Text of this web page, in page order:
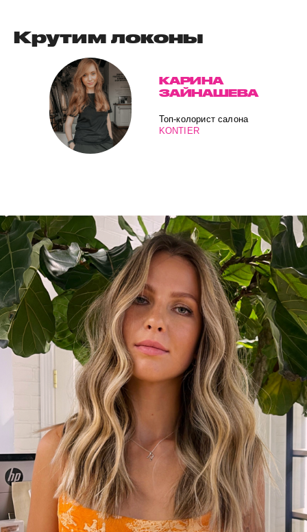
Крутим локоны
КАРИНА
ЗАЙНАШЕВА
Топ-колорист салона
KONTIER